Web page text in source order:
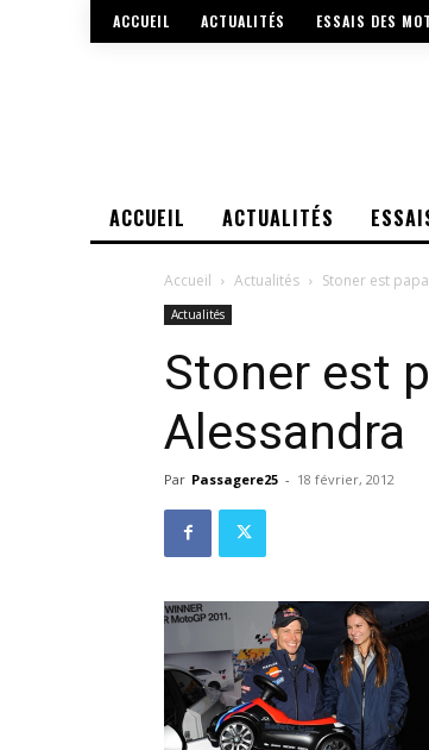
ACCUEIL ACTUALITÉS ESSAIS DES
ACCUEIL ACTUALITÉS
Accueil Actualités Stoner est
Actualités
Stoner est
Alessandra
Par Passagere25 - 18 février, 2012